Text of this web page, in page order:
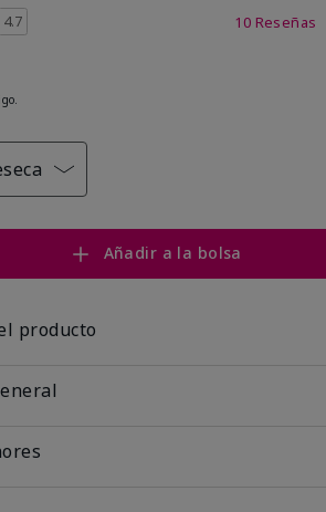
de 5 de 5
4.7 10 Reseñas
Añadir a la bolsa
producto